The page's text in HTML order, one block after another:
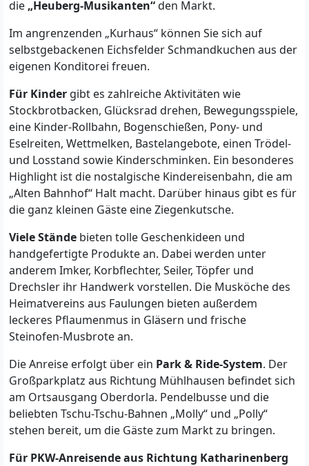
die „Heuberg-Musikanten“den Markt.
Im angrenzenden „Kurhaus“ können Sie sich auf
selbstgebackenen Eichsfelder Schmandkuchen aus der
eigenen Konditorei freuen.
Für Kinder gibt es zahlreiche Aktivitäten wie
Stockbrotbacken, Glücksrad drehen, Bewegungsspiele,
eine Kinder-Rollbahn, Bogenschießen, Pony- und
Eselreiten, Wettmelken, Bastelangebote, einen Trödel-
und Losstand sowie Kinderschminken. Ein besonderes
Highlight ist die nostalgische Kindereisenbahn, die am
„Alten Bahnhof“ Halt macht. Darüber hinaus gibt es für
die ganz kleinen Gäste eine Ziegenkutsche.
Viele Stände bieten tolle Geschenkideen und
handgefertigte Produkte an. Dabei werden unter
anderem Imker, Korbflechter, Seiler, Töpfer und
Drechsler ihr Handwerk vorstellen. Die Musköche des
Heimatvereins aus Faulungen bieten außerdem
leckeres Pflaumenmus in Gläsern und frische
Steinofen-Musbrote an.
Die Anreise erfolgt über ein Park & Ride-System. Der
Großparkplatz aus Richtung Mühlhausen befindet sich
am Ortsausgang Oberdorla. Pendelbusse und die
beliebten Tschu-Tschu-Bahnen „Molly“ und „Polly“
stehen bereit, um die Gäste zum Markt zu bringen.
Für PKW-Anreisende aus Richtung Katharinenberg